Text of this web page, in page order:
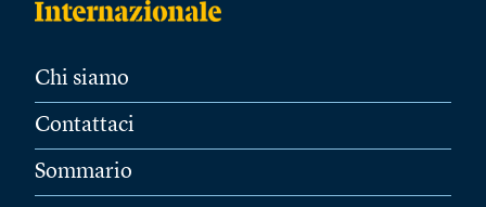
Chi siamo
Contattaci
Sommario